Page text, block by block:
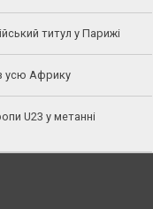
титул у Парижі
усю Африку
U23 у метанні